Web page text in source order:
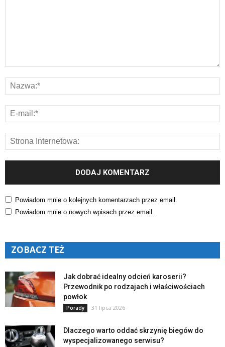
Powiadom mnie o kolejnych komentarzach przez email.
Powiadom mnie o nowych wpisach przez email.
ZOBACZ TEŻ
Jak dobrać idealny odcień karoserii?
Przewodnik po rodzajach i właściwościach
powłok
Porady 31 lipca 2026
Dlaczego warto oddać skrzynię biegów do
wyspecjalizowanego serwisu?